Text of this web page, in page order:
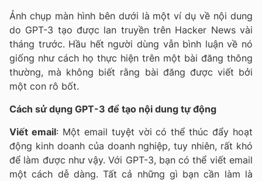
Ảnh chụp màn hình bên dưới là một ví dụ về nội dung
do GPT-3 tạo được lan truyền trên Hacker News vài
tháng trước. Hầu hết người dùng vẫn bình luận về nó
giống như cách họ thực hiện trên một bài đăng thông
thường, mà không biết rằng bài đăng được viết bởi
một con rô bốt.
Cách sử dụng GPT-3 để tạo nội dung tự động
Viết email: Một email tuyệt vời có thể thúc đẩy hoạt
động kinh doanh của doanh nghiệp, tuy nhiên, rất khó
để làm được như vậy. Với GPT-3, bạn có thể viết email
một cách dễ dàng. Tất cả những gì bạn cần làm là